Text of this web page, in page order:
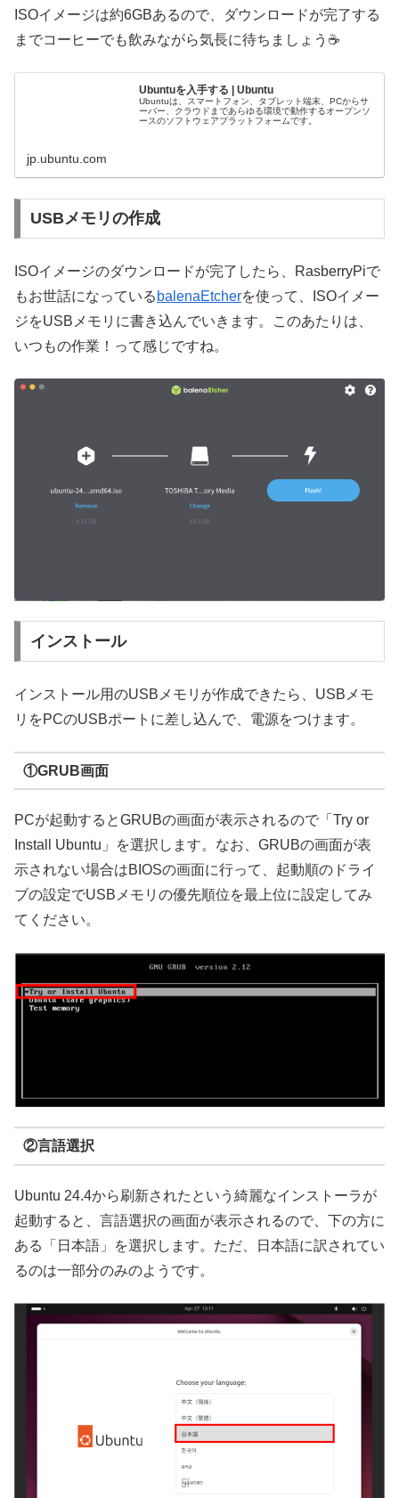
ISOイメージは約6GBあるので、ダウンロードが完了する
までコーヒーでも飲みながら気長に待ちましょう☕️
Ubuntuを入手する | Ubuntu
Ubuntuは、スマートフォン、タブレット端末、PCからサ
ーバー、クラウドまであらゆる環境で動作するオープンソ
ースのソフトウェアプラットフォームです。
jp.ubuntu.com
USBメモリの作成
ISOイメージのダウンロードが完了したら、RasberryPiで
もお世話になっている balenaEtcherを使って、ISOイメー
ジをUSBメモリに書き込んでいきます。このあたりは、
いつもの作業！って感じですね。
インストール
インストール用のUSBメモリが作成できたら、USBメモ
リをPCのUSBポートに差し込んで、電源をつけます。
①GRUB画面
PCが起動するとGRUBの画面が表示されるので「Try or
Install Ubuntu」を選択します。なお、GRUBの画面が表
示されない場合はBIOSの画面に行って、起動順のドライ
ブの設定でUSBメモリの優先順位を最上位に設定してみ
てください。
②言語選択
Ubuntu 24.4から刷新されたという綺麗なインストーラが
起動すると、言語選択の画面が表示されるので、下の方に
ある「日本語」を選択します。ただ、日本語に訳されてい
るのは一部分のみのようです。